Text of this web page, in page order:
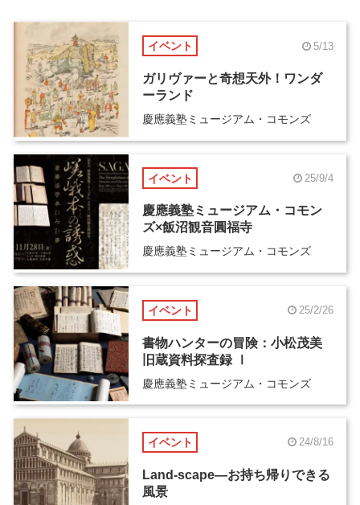
イベント 5/13
ガリヴァーと奇想天外！ワンダ
ーランド
慶應義塾ミュージアム・コモンズ
イベント 25/9/4
慶應義塾ミュージアム・コモン
ズ×飯沼観音圓福寺
慶應義塾ミュージアム・コモンズ
イベント 25/2/26
書物ハンターの冒険：小松茂美
旧蔵資料探査録 Ⅰ
慶應義塾ミュージアム・コモンズ
イベント 24/8/16
Land-scape―お持ち帰りできる
風景